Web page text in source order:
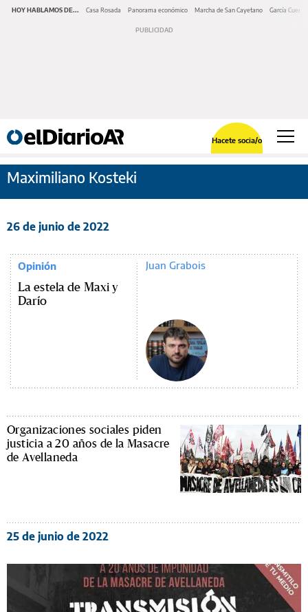
HOY HABLAMOS DE... Casa Rosada Panorama económico Marcha de San Cayetano García Cuerva
Hacete socia/o
Maximiliano Kosteki
26 de junio de 2022
Opinión
La estela de Maxi y
Darío
Juan Grabois
Organizaciones sociales piden
justicia a 20 años de la Masacre
de Avellaneda
25 de junio de 2022